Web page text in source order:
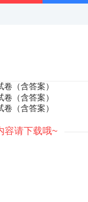
容请下载哦~